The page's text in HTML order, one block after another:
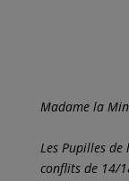
Madame la
Les Pupilles
conflits de 14/